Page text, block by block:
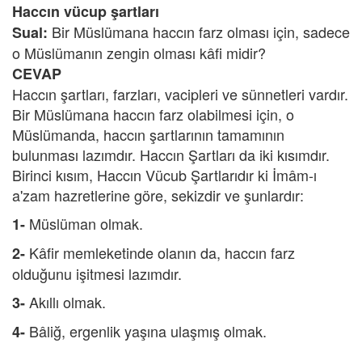
Haccın vücup şartları
Sual: Bir Müslümana haccın farz olması için, sadece
o Müslümanın zengin olması kâfi midir?
CEVAP
Haccın şartları, farzları, vacipleri ve sünnetleri vardır.
Bir Müslümana haccın farz olabilmesi için, o
Müslümanda, haccın şartlarının tamamının
bulunması lazımdır. Haccın Şartları da iki kısımdır.
Birinci kısım, Haccın Vücub Şartlarıdır ki İmâm-ı
a'zam hazretlerine göre, sekizdir ve şunlardır:
1- Müslüman olmak.
2- Kâfir memleketinde olanın da, haccın farz
olduğunu işitmesi lazımdır.
3-Akıllı olmak.
4- Bâliğ, ergenlik yaşına ulaşmış olmak.